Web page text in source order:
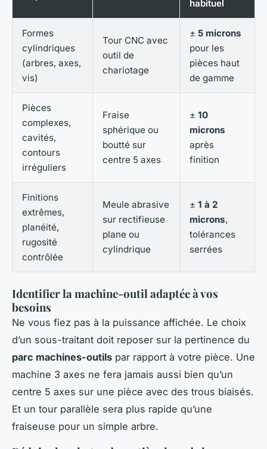
habituel
Formes
cylindriques
(arbres, axes,
vis)
Tour CNC avec
outil de
chariotage
± 5 microns
pour les
pièces haut
de gamme
Pièces
complexes,
cavités,
contours
irréguliers
Fraise
sphérique ou
boutté sur
centre 5 axes
± 10
microns
après
finition
Finitions
extrêmes,
planéité,
rugosité
contrôlée
Meule abrasive
sur rectifieuse
plane ou
cylindrique
± 1 à 2
microns,
tolérances
serrées
Identifier la machine-outil adaptée à vos
besoins
Ne vous fiez pas à la puissance affichée. Le choix
d’un sous-traitant doit reposer sur la pertinence du
parc machines-outils par rapport à votre pièce. Une
machine 3 axes ne fera jamais aussi bien qu’un
centre 5 axes sur une pièce avec des trous biaisés.
Et un tour parallèle sera plus rapide qu’une
fraiseuse pour un simple arbre.